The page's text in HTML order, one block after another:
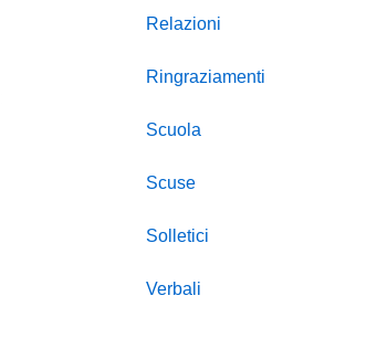
Relazioni
Ringraziamenti
Scuola
Scuse
Solletici
Verbali